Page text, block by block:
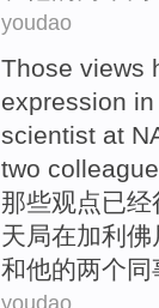
youdao
Those views
expression in
scientist at
two
那些观点已经
天局在加利佛
和他的两个同
youdao